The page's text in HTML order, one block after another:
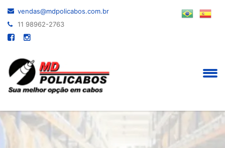
vendas@mdpolicabos.com.br
11 98962-2763